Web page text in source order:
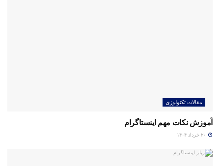
مقالات تکنولوژی
آموزش نکات مهم اینستاگرام